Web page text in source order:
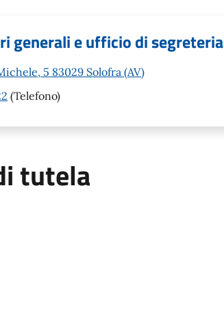
generali e ufficio di segreteria
5 83029 Solofra (AV)
(Telefono)
tutela